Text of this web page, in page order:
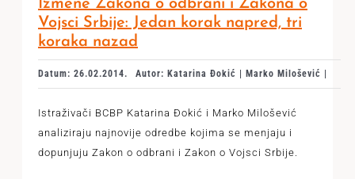
Izmene Zakona o odbrani i Zakona o
Vojsci Srbije: Jedan korak napred, tri
koraka nazad
Datum: 26.02.2014. Autor: Katarina Đokić | Marko Milošević |
Istraživači BCBP Katarina Đokić i Marko Milošević
analiziraju najnovije odredbe kojima se menjaju i
dopunjuju Zakon o odbrani i Zakon o Vojsci Srbije.